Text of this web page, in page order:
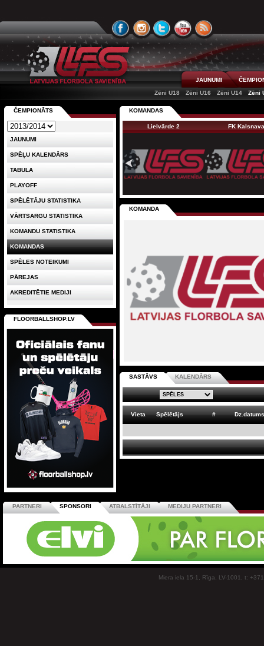
JAUNUMI
Zēni U18
Zēni U16 Zēni U14 Zēni
KOMANDAS
Lielvārde 2 FK Kalsnava
KOMANDA
SASTĀVS KALENDĀRS
Vieta Spēlētājs # Dz.datums
ČEMPIONĀTS
JAUNUMI
SPĒĻU KALENDĀRS
TABULA
PLAYOFF
SPĒLĒTĀJU STATISTIKA
VĀRTSARGU STATISTIKA
KOMANDU STATISTIKA
KOMANDAS
SPĒLES NOTEIKUMI
PĀREJAS
AKREDITĒTIE MEDIJI
FLOORBALLSHOP.LV
PARTNERI SPONSORI ATBALSTĪTĀJI MEDIJU PARTNERI
Miera iela 15-1, Rīga, LV-1001, t: